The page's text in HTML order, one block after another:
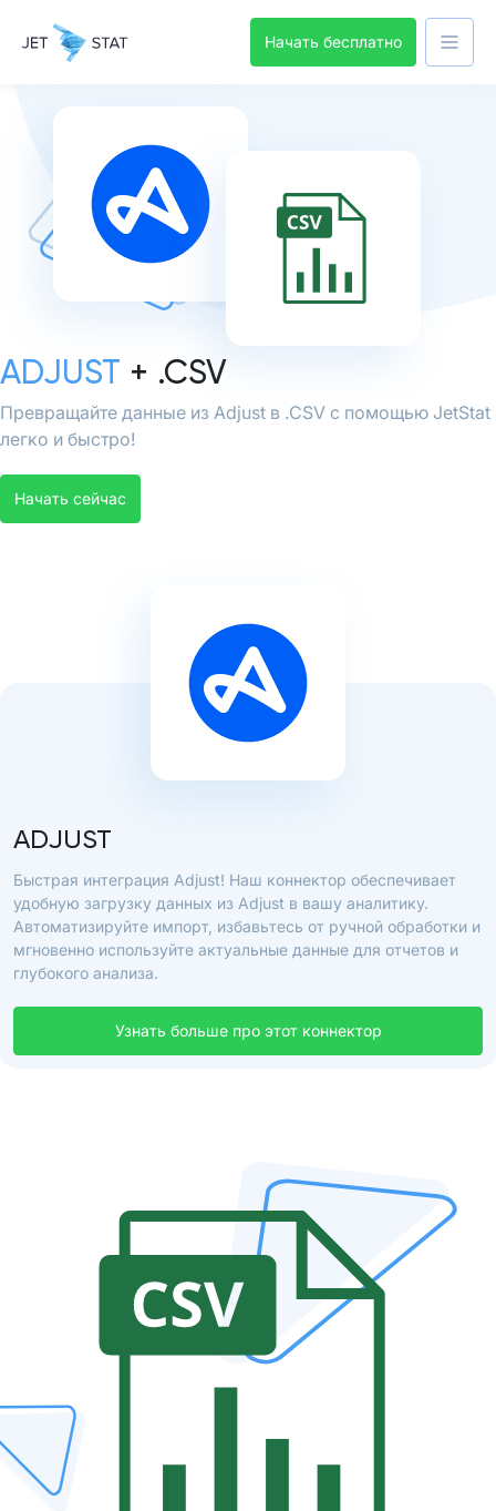
Начать бесплатно
ADJUST + .CSV
Превращайте данные из Adjust в .CSV с помощью JetStat
легко и быстро!
Начать сейчас
ADJUST
Быстрая интеграция Adjust! Наш коннектор обеспечивает
удобную загрузку данных из Adjust в вашу аналитику.
Автоматизируйте импорт, избавьтесь от ручной обработки и
мгновенно используйте актуальные данные для отчетов и
глубокого анализа.
Узнать больше про этот коннектор